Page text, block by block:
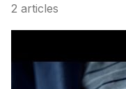
2 articles